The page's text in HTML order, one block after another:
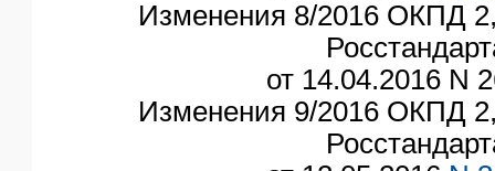
Изменения 8/2016 ОКПД
от 14.04.2016 N
Изменения 9/2016 ОКПД